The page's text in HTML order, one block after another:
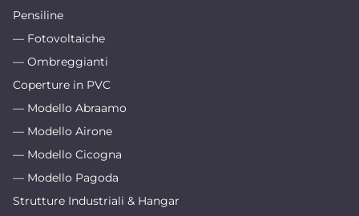
Pensiline
— Fotovoltaiche
— Ombreggianti
Coperture in PVC
— Modello Abraamo
— Modello Airone
— Modello Cicogna
— Modello Pagoda
Strutture Industriali & Hangar